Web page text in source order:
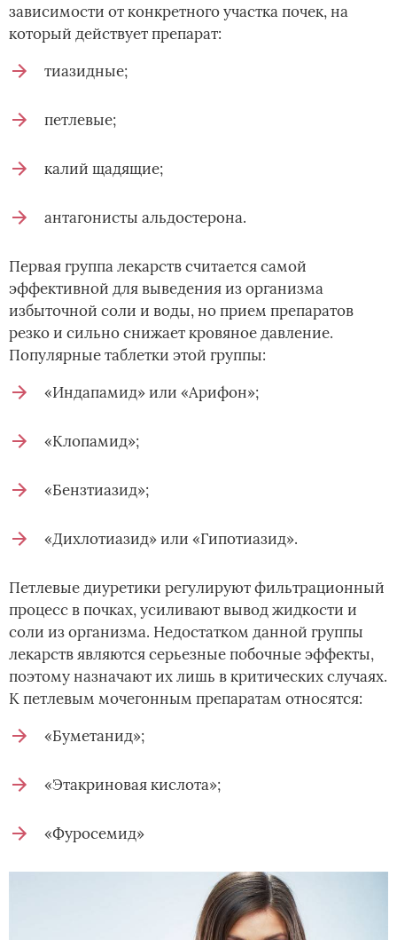
зависимости от конкретного участка почек, на
который действует препарат:
тиазидные;
петлевые;
калий щадящие;
антагонисты альдостерона.
Первая группа лекарств считается самой
эффективной для выведения из организма
избыточной соли и воды, но прием препаратов
резко и сильно снижает кровяное давление.
Популярные таблетки этой группы:
«Индапамид» или «Арифон»;
«Клопамид»;
«Бензтиазид»;
«Дихлотиазид» или «Гипотиазид».
Петлевые диуретики регулируют фильтрационный
процесс в почках, усиливают вывод жидкости и
соли из организма. Недостатком данной группы
лекарств являются серьезные побочные эффекты,
поэтому назначают их лишь в критических случаях.
К петлевым мочегонным препаратам относятся:
«Буметанид»;
«Этакриновая кислота»;
«Фуросемид»